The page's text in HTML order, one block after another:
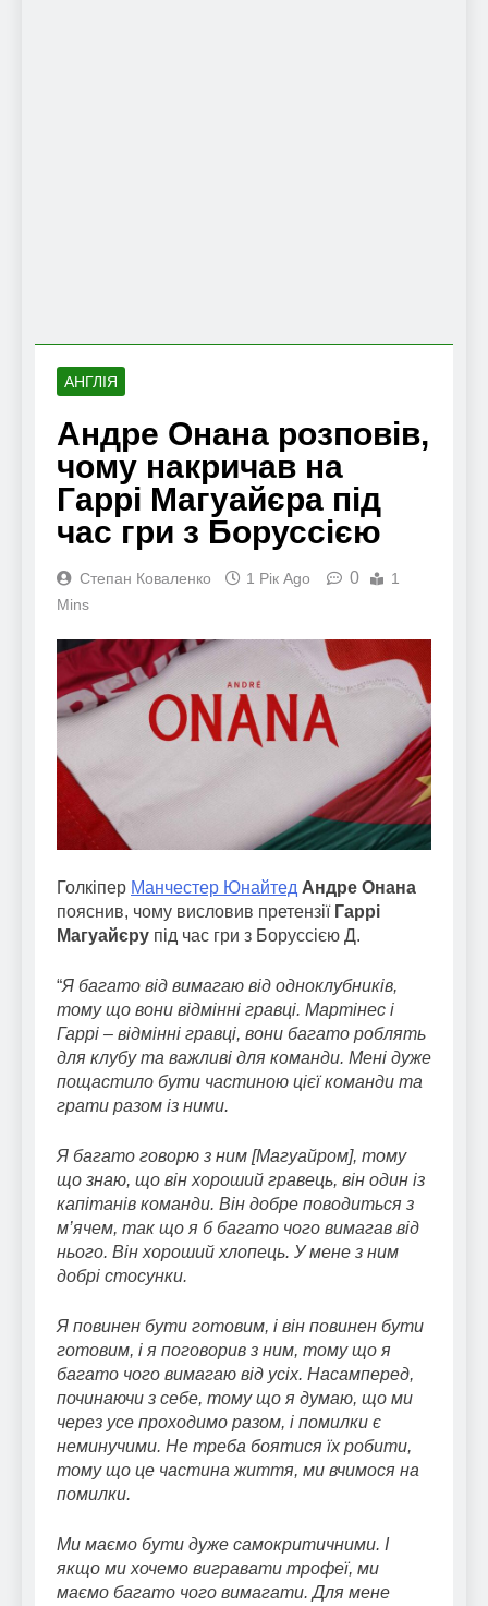
АНГЛІЯ
Андре Онана розповів,
чому накричав на
Гаррі Магуайєра під
час гри з Боруссією
Степан Коваленко 1 Рік Ago 0
1
Mins
Голкіпер Манчестер Юнайтед Андре Онана
пояснив, чому висловив претензії Гаррі
Магуайєру під час гри з Боруссією Д.
“Я багато від вимагаю від одноклубників,
тому що вони відмінні гравці. Мартінес і
Гаррі – відмінні гравці, вони багато роблять
для клубу та важливі для команди. Мені дуже
пощастило бути частиною цієї команди та
грати разом із ними.
Я багато говорю з ним [Магуайром], тому
що знаю, що він хороший гравець, він один із
капітанів команди. Він добре поводиться з
м’ячем, так що я б багато чого вимагав від
нього. Він хороший хлопець. У мене з ним
добрі стосунки.
Я повинен бути готовим, і він повинен бути
готовим, і я поговорив з ним, тому що я
багато чого вимагаю від усіх. Насамперед,
починаючи з себе, тому що я думаю, що ми
через усе проходимо разом, і помилки є
неминучими. Не треба боятися їх робити,
тому що це частина життя, ми вчимося на
помилки.
Ми маємо бути дуже самокритичними. І
якщо ми хочемо вигравати трофеї, ми
маємо багато чого вимагати. Для мене